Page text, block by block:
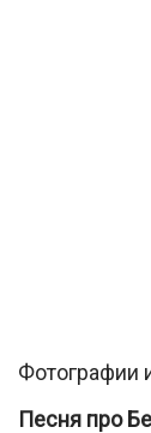
Фотографии
Песня про